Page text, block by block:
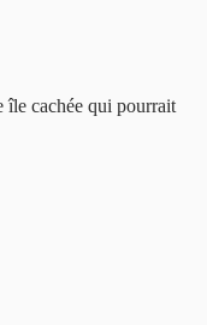
île cachée qui pourrait